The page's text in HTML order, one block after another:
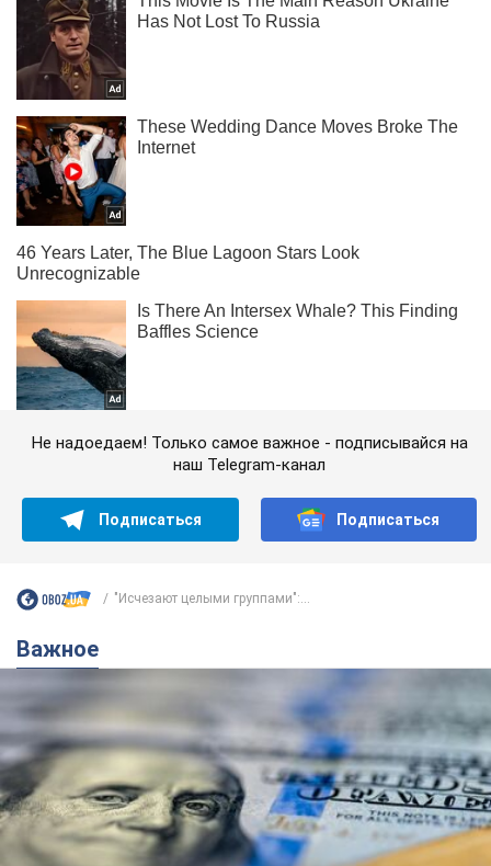
Не надоедаем! Только самое важное - подписывайся на
наш Telegram-канал
Подписаться Подписаться
"Исчезают целыми группами":...
Важное